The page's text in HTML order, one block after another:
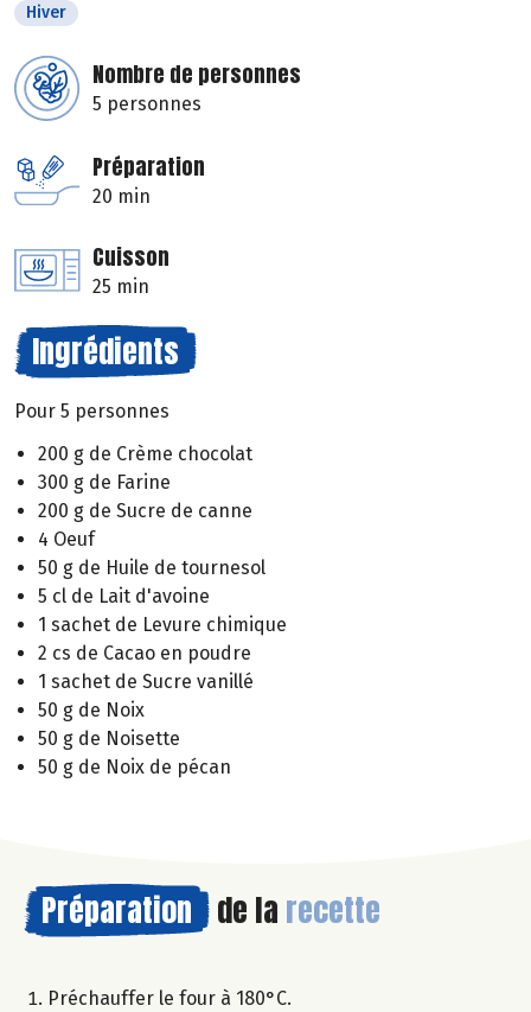
Hiver
Nombre de personnes
5 personnes
Préparation
20 min
Cuisson
25 min
Ingrédients
Pour 5 personnes
200 g de Crème chocolat
300 g de Farine
200 g de Sucre de canne
4 Oeuf
50 g de Huile de tournesol
5 cl de Lait d'avoine
1 sachet de Levure chimique
2 cs de Cacao en poudre
1 sachet de Sucre vanillé
50 g de Noix
50 g de Noisette
50 g de Noix de pécan
Préparation de la recette
Préchauffer le four à 180°C.